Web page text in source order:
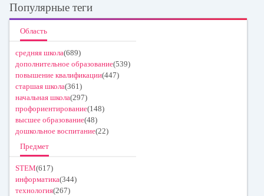
Популярные теги
Область
средняя школа(689)
дополнительное образование(539)
повышение квалификации(447)
старшая школа(361)
начальная школа(297)
профориентирование(148)
высшее образование(48)
дошкольное воспитание(22)
Предмет
STEM(617)
информатика(344)
технология(267)